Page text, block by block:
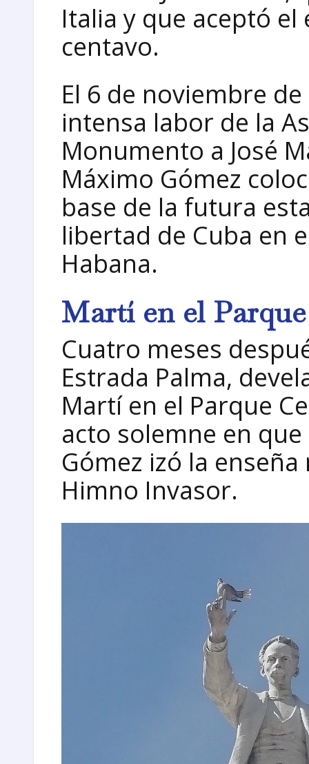
Italia y que aceptó
centavo.
El 6 de noviembre
intensa labor de la
Monumento a José
Máximo Gómez
base de la futura
libertad de Cuba en
Habana.
Martí en el
Cuatro meses
Estrada Palma,
Martí en el Parque
acto solemne en
Gómez izó la
Himno Invasor.